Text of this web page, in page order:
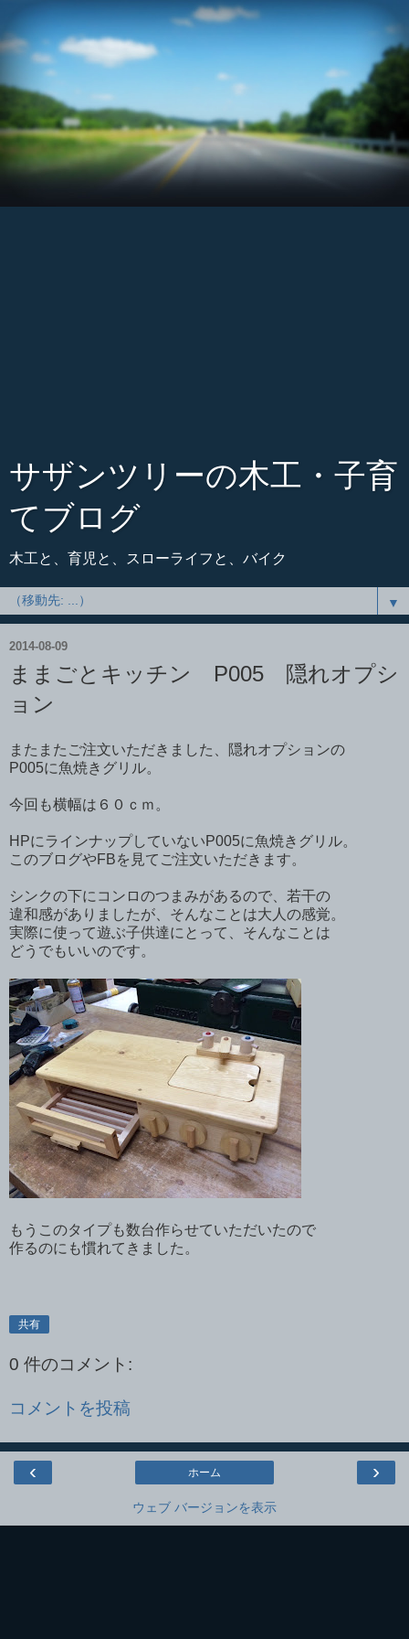
サザンツリーの木工・子育
てブログ
木工と、育児と、スローライフと、バイク
▼
2014-08-09
ままごとキッチン P005 隠れオプシ
ョン
またまたご注文いただきました、隠れオプションの
P005に魚焼きグリル。
今回も横幅は６０ｃｍ。
HPにラインナップしていないP005に魚焼きグリル。
このブログやFBを見てご注文いただきます。
シンクの下にコンロのつまみがあるので、若干の
違和感がありましたが、そんなことは大人の感覚。
実際に使って遊ぶ子供達にとって、そんなことは
どうでもいいのです。
もうこのタイプも数台作らせていただいたので
作るのにも慣れてきました。
共有
0 件のコメント:
コメントを投稿
‹ ›
ホーム
ウェブ バージョンを表示